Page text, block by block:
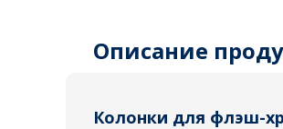
Описание
Колонки для флэш-